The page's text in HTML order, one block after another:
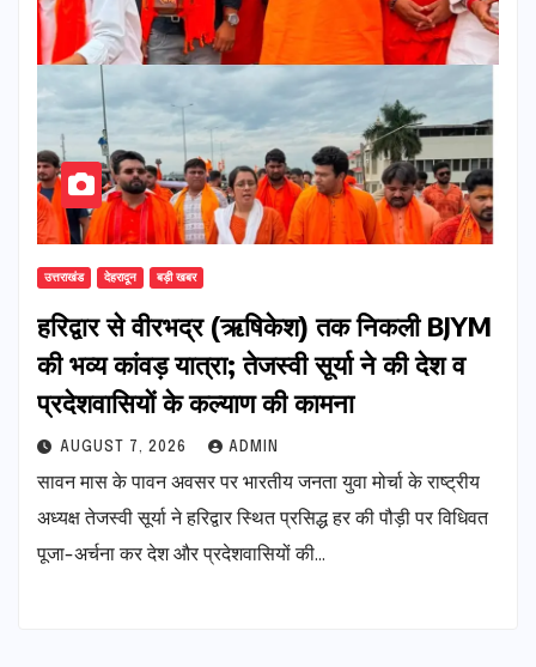
उत्तराखंड देहरादून बड़ी खबर
​हरिद्वार से वीरभद्र (ऋषिकेश) तक निकली BJYM
की भव्य कांवड़ यात्रा; तेजस्वी सूर्या ने की देश व
प्रदेशवासियों के कल्याण की कामना
AUGUST 7, 2026 ADMIN
सावन मास के पावन अवसर पर भारतीय जनता युवा मोर्चा के राष्ट्रीय
अध्यक्ष तेजस्वी सूर्या ने हरिद्वार स्थित प्रसिद्ध हर की पौड़ी पर विधिवत
पूजा-अर्चना कर देश और प्रदेशवासियों की…